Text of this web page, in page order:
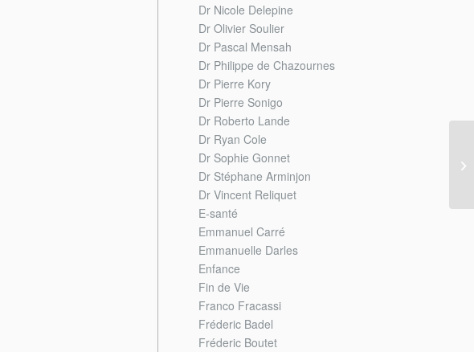
Dr Nicole Delepine
Dr Olivier Soulier
Dr Pascal Mensah
Dr Philippe de Chazournes
Dr Pierre Kory
Dr Pierre Sonigo
Dr Roberto Lande
Dr Ryan Cole
Dr Sophie Gonnet
Dr Stéphane Arminjon
Dr Vincent Reliquet
E-santé
Emmanuel Carré
Emmanuelle Darles
Enfance
Fin de Vie
Franco Fracassi
Fréderic Badel
Fréderic Boutet